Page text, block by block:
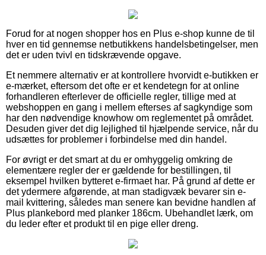
Forud for at nogen shopper hos en Plus e-shop kunne de til
hver en tid gennemse netbutikkens handelsbetingelser, men
det er uden tvivl en tidskrævende opgave.
Et nemmere alternativ er at kontrollere hvorvidt e-butikken er
e-mærket, eftersom det ofte er et kendetegn for at online
forhandleren efterlever de officielle regler, tillige med at
webshoppen en gang i mellem efterses af sagkyndige som
har den nødvendige knowhow om reglementet på området.
Desuden giver det dig lejlighed til hjælpende service, når du
udsættes for problemer i forbindelse med din handel.
For øvrigt er det smart at du er omhyggelig omkring de
elementære regler der er gældende for bestillingen, til
eksempel hvilken bytteret e-firmaet har. På grund af dette er
det ydermere afgørende, at man stadigvæk bevarer sin e-
mail kvittering, således man senere kan bevidne handlen af
Plus plankebord med planker 186cm. Ubehandlet lærk, om
du leder efter et produkt til en pige eller dreng.